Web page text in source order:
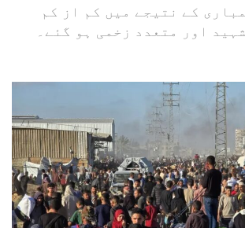
کے نتیجے میں کم از کم
اور متعدد زخمی ہو گئے۔